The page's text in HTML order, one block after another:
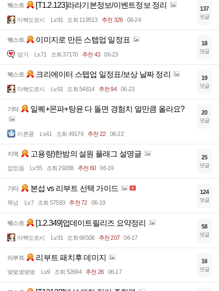
퀘스트 [T1.2.123]라라기본정보/이벤트정보 정리
마빡도로시 Lv.91 조회 119513 추천 326 06-24
137
댓글
퀘스트 이미지로 만든 스텝업 일정표
앙거 Lv.71 조회 37170 추천 43 06-23
18
댓글
퀘스트 크리에이터 스텝업 일정표/보상 날짜 정리
마빡도로시 Lv.91 조회 54814 추천 94 06-23
19
댓글
기타 일퀘+몬파+탕윤 다 돌면 경험치 얼만큼 올라요?
이른콩 Lv.41 조회 49176 추천 22 06-22
20
댓글
지역 고용량)한밤의 설원 플래그 설명글
접었음 Lv.55 조회 29288 추천 60 06-19
25
댓글
기타 본섭 vs 리부트 선택 가이드
똑넝 Lv.7 조회 57583 추천 72 06-19
124
댓글
퀘스트 [1.2.349]업데이트릴리즈 요약정리
마빡도로시 Lv.91 조회 68508 추천 207 06-17
58
댓글
리부트 리부트 패치후 데미지
벚벚벚벚벚 Lv.9 조회 52694 추천 26 06-17
16
댓글